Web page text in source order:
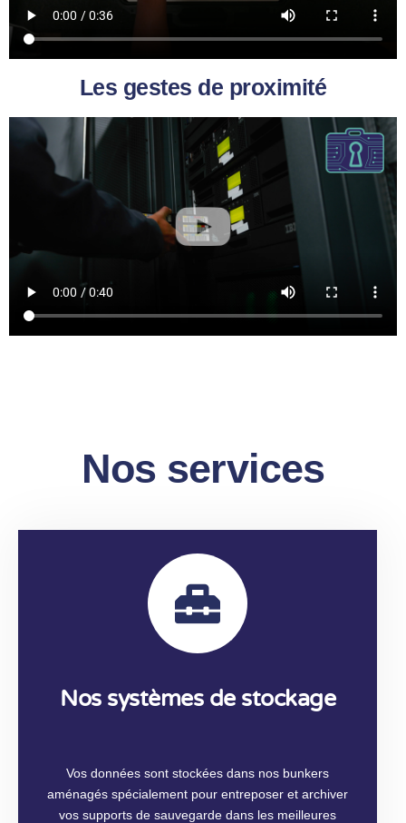
Les gestes de proximité
Nos services
Nos systèmes de stockage
Vos données sont stockées dans nos bunkers
aménagés spécialement pour entreposer et archiver
vos supports de sauvegarde dans les meilleures